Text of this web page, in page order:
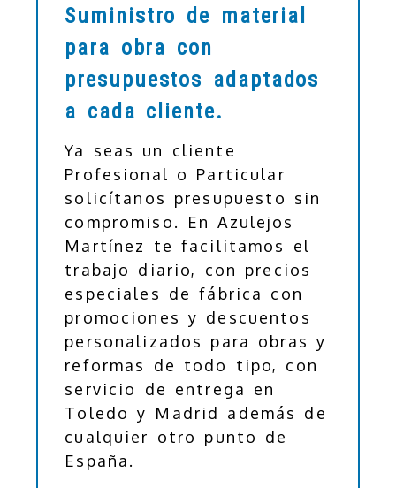
Suministro de material
para obra con
presupuestos adaptados
a cada cliente.
Ya seas un cliente
Profesional o Particular
solicítanos presupuesto sin
compromiso. En Azulejos
Martínez te facilitamos el
trabajo diario, con precios
especiales de fábrica con
promociones y descuentos
personalizados para obras y
reformas de todo tipo, con
servicio de entrega en
Toledo y Madrid además de
cualquier otro punto de
España.